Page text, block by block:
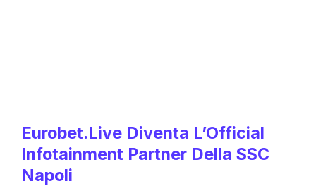
Eurobet.live Diventa L’Official
Infotainment Partner Della SSC
Napoli